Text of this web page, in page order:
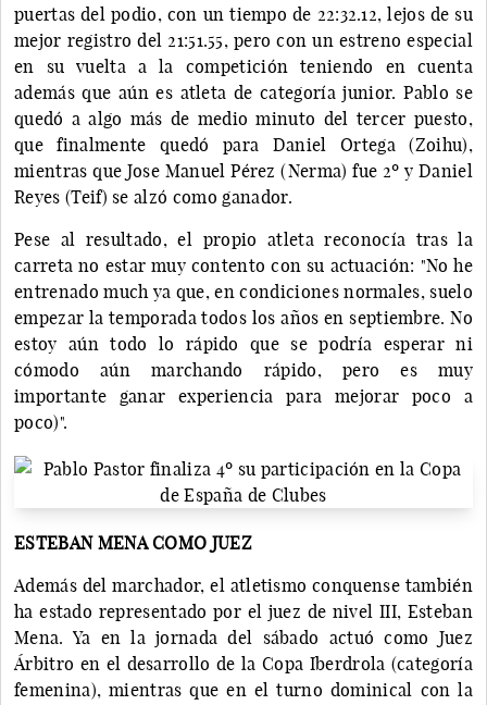
puertas del podio, con un tiempo de 22:32.12, lejos de su
mejor registro del 21:51.55, pero con un estreno especial
en su vuelta a la competición teniendo en cuenta
además que aún es atleta de categoría junior. Pablo se
quedó a algo más de medio minuto del tercer puesto,
que finalmente quedó para Daniel Ortega (Zoihu),
mientras que Jose Manuel Pérez (Nerma) fue 2º y Daniel
Reyes (Teif) se alzó como ganador.
Pese al resultado, el propio atleta reconocía tras la
carreta no estar muy contento con su actuación: "No he
entrenado much ya que, en condiciones normales, suelo
empezar la temporada todos los años en septiembre. No
estoy aún todo lo rápido que se podría esperar ni
cómodo aún marchando rápido, pero es muy
importante ganar experiencia para mejorar poco a
poco)".
ESTEBAN MENA COMO JUEZ
Además del marchador, el atletismo conquense también
ha estado representado por el juez de nivel III, Esteban
Mena. Ya en la jornada del sábado actuó como Juez
Árbitro en el desarrollo de la Copa Iberdrola (categoría
femenina), mientras que en el turno dominical con la